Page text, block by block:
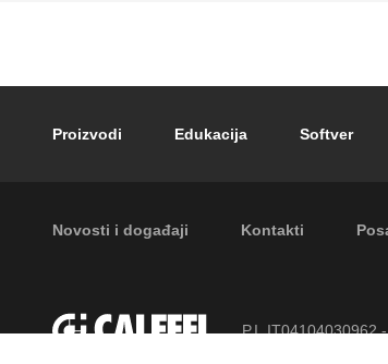
Footer main navigation
Proizvodi Edukacija Softver
Footer secondary
Novosti i događaji Kontakti
P.I. IT04104030962